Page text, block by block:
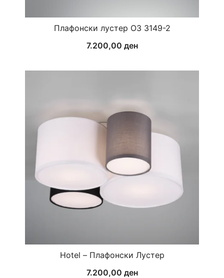
Плафонски лустер ОЗ 3149-2
7.200,00 ден
Hotel – Плафонски Лустер
7.200,00 ден